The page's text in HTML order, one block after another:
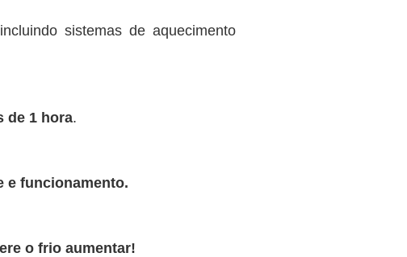
sistemas de aquecimento
de 1 hora.
e funcionamento.
o frio aumentar!